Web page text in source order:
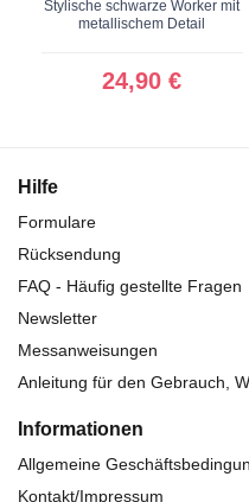
Stylische schwarze Worker mit
metallischem Detail
24,90 €
Hilfe
Formulare
Rücksendung
FAQ - Häufig gestellte Fragen
Newsletter
Messanweisungen
Anleitung für den Gebrauch,
Informationen
Allgemeine
Kontakt/Impressum